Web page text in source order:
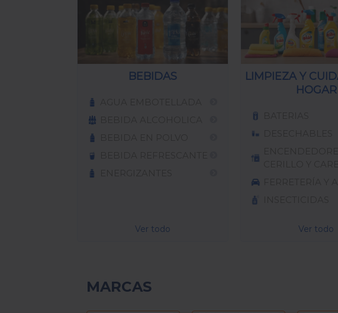
BEBIDAS
Ver todo
LIMPIEZA Y
HOGAR
Ver todo
MARCAS